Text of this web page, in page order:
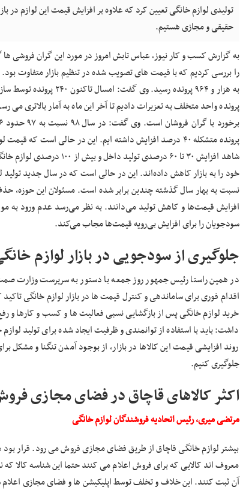
تولیدی لوازم خانگی تعیین کرد که علاوه بر افزایش قیمت این لوازم در
حقیقی و مجازی هستیم.
پرونده واحد متخلف به تعزیرات دادیم تا آخر این ماه به آمار بالاتری
پرونده متشکله ۴۰ درصد افزایش داشته ایم. این در حالی است
شاهد افزایش ۳۰ تا ۶۰ درصدی
خود را به بازار کاهش داده‌اند. این در حالی است که در سال جدید تولید
نسبت به بهار سال گذشته چندین برابر شده است. مسئولان این حوزه،
افزایش قیمت‌ها و کاهش تولید می‌دانند. به نظر می‌رسد عدم ورود به
سودجویان را برای افزایش بی‌رویه قیمت‌ها مجاب می‌کند.
جلوگیری از سودجویی در بازار لوازم
در همین راستا رئیس جمهور روز جمعه با دستور به سرپرست وزارت
اقدام فوری برای ساماندهی و کنترل قیمت ها در بازار لوازم خانگی تاکید
خرید لوازم خانگی پس از بازگشایی نسبی فعالیت ها و کسب و کارها و
داشت: باید با استفاده از توانمندی و ظرفیت ایجاد شده برای تولید
روند افزایشی قیمت این کالاها در بازار، از بوجود آمدن تنگنا و مشکل
جلوگیری کنیم.
اکثر کالاهای قاچاق در فضای مجازی
مرتضی میری، رئیس اتحادیه فروشندگان لوازم خانگی
بیشتر لوازم خانگی قاچاق از طریق فضای مجازی فروش می رود. قرار
معروف اند کالایی که برای فروش اعلام می کنند حتما این شناسه کالا